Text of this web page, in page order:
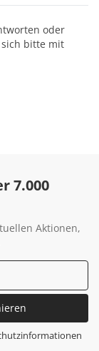
oder
sich bitte mit
7.000
Aktionen,